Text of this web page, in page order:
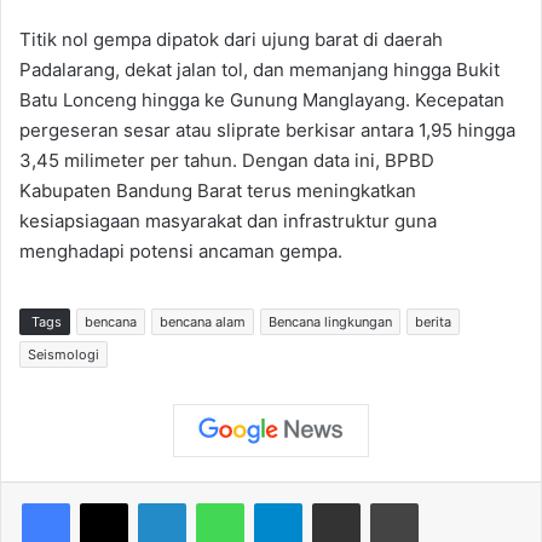
Titik nol gempa dipatok dari ujung barat di daerah
Padalarang, dekat jalan tol, dan memanjang hingga Bukit
Batu Lonceng hingga ke Gunung Manglayang. Kecepatan
pergeseran sesar atau sliprate berkisar antara 1,95 hingga
3,45 milimeter per tahun. Dengan data ini, BPBD
Kabupaten Bandung Barat terus meningkatkan
kesiapsiagaan masyarakat dan infrastruktur guna
menghadapi potensi ancaman gempa.
Tags bencana bencana alam Bencana lingkungan
berita
Seismologi
Telegram